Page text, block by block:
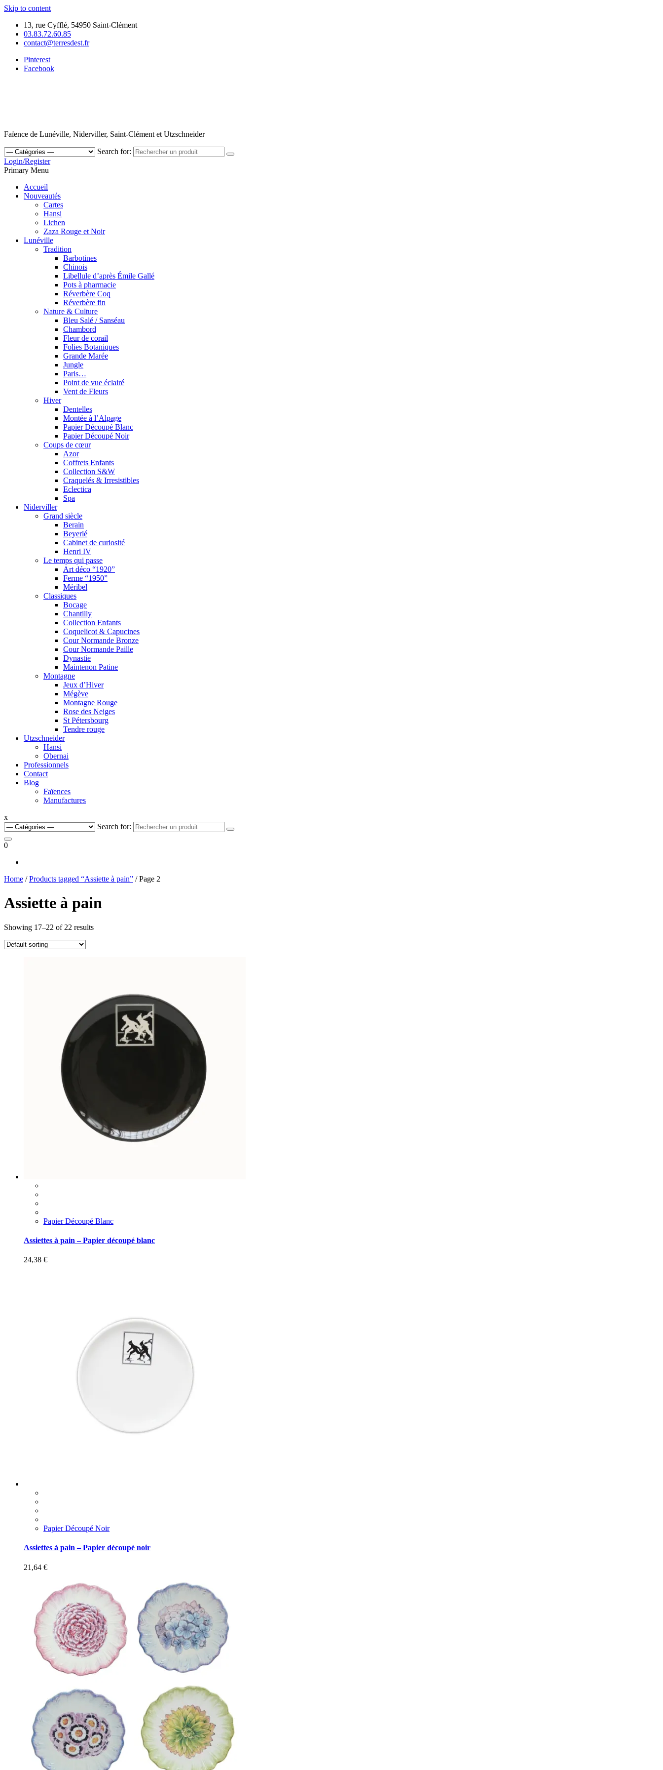
Skip to content
13, rue Cyfflé, 54950 Saint-Clément
03.83.72.60.85
contact@terresdest.fr
Pinterest
Facebook
Faïence de Lunéville, Niderviller, Saint-Clément et Utzschneider
Search for:
Login/Register
Primary Menu
Accueil
Nouveautés
Cartes
Hansi
Lichen
Zaza Rouge et Noir
Lunéville
Tradition
Barbotines
Chinois
Libellule d’après Émile Gallé
Pots à pharmacie
Réverbère Coq
Réverbère fin
Nature & Culture
Bleu Salé / Sanséau
Chambord
Fleur de corail
Folies Botaniques
Grande Marée
Jungle
Paris…
Point de vue éclairé
Vent de Fleurs
Hiver
Dentelles
Montée à l’Alpage
Papier Découpé Blanc
Papier Découpé Noir
Coups de cœur
Azor
Coffrets Enfants
Collection S&W
Craquelés & Irresistibles
Eclectica
Spa
Niderviller
Grand siècle
Berain
Beyerlé
Cabinet de curiosité
Henri IV
Le temps qui passe
Art déco “1920”
Ferme “1950”
Méribel
Classiques
Bocage
Chantilly
Collection Enfants
Coquelicot & Capucines
Cour Normande Bronze
Cour Normande Paille
Dynastie
Maintenon Patine
Montagne
Jeux d’Hiver
Mégève
Montagne Rouge
Rose des Neiges
St Pétersbourg
Tendre rouge
Utzschneider
Hansi
Obernai
Professionnels
Contact
Blog
Faïences
Manufactures
x
Search for:
0
Home /Products tagged “Assiette à pain” / Page 2
Assiette à pain
Showing 17–22 of 22 results
Papier Découpé Blanc
Assiettes à pain – Papier découpé blanc
24,38 €
Papier Découpé Noir
Assiettes à pain – Papier découpé noir
21,64 €